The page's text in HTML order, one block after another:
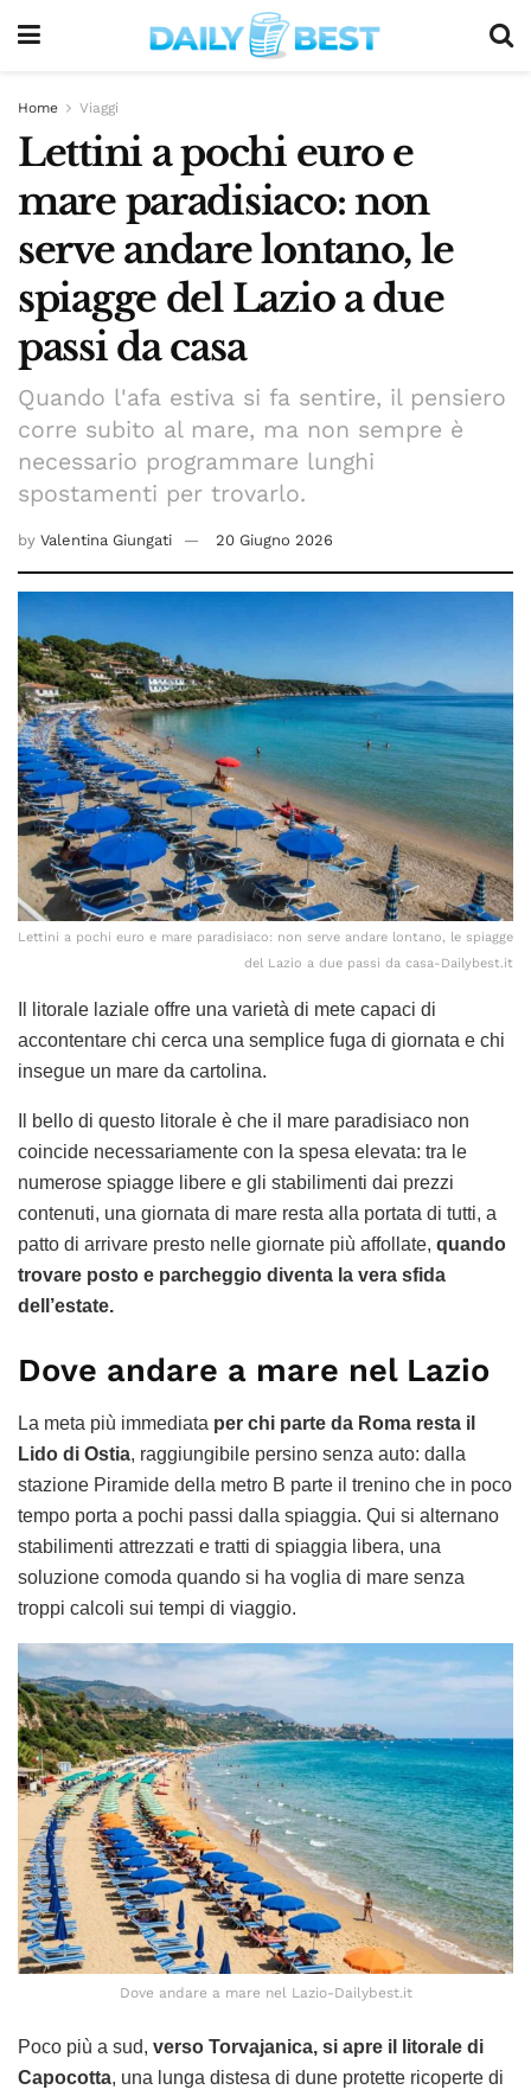
Home Viaggi
Lettini a pochi euro e
mare paradisiaco: non
serve andare lontano, le
spiagge del Lazio a due
passi da casa
Quando l'afa estiva si fa sentire, il pensiero
corre subito al mare, ma non sempre è
necessario programmare lunghi
spostamenti per trovarlo.
by Valentina Giungati 20 Giugno 2026
Lettini a pochi euro e mare paradisiaco: non serve andare lontano, le spiagge
del Lazio a due passi da casa-Dailybest.it
Il litorale laziale offre una varietà di mete capaci di
accontentare chi cerca una semplice fuga di giornata e chi
insegue un mare da cartolina.
Il bello di questo litorale è che il mare paradisiaco non
coincide necessariamente con la spesa elevata: tra le
numerose spiagge libere e gli stabilimenti dai prezzi
contenuti, una giornata di mare resta alla portata di tutti, a
patto di arrivare presto nelle giornate più affollate, quando
trovare posto e parcheggio diventa la vera sfida
dell’estate.
Dove andare a mare nel Lazio
La meta più immediata per chi parte da Roma resta il
Lido di Ostia, raggiungibile persino senza auto: dalla
stazione Piramide della metro B parte il trenino che in poco
tempo porta a pochi passi dalla spiaggia. Qui si alternano
stabilimenti attrezzati e tratti di spiaggia libera, una
soluzione comoda quando si ha voglia di mare senza
troppi calcoli sui tempi di viaggio.
Dove andare a mare nel Lazio-Dailybest.it
Poco più a sud, verso Torvajanica, si apre il litorale di
Capocotta, una lunga distesa di dune protette ricoperte di